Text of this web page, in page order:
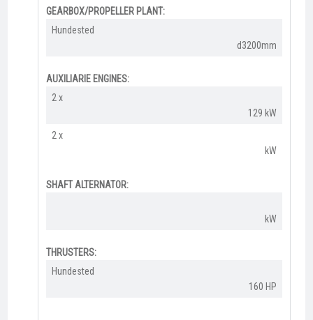
GEARBOX/PROPELLER PLANT:
Hundested​
d3200mm
AUXILIARIE ENGINES:
2 x
129 kW
2 x
kW
SHAFT ALTERNATOR:
kW
THRUSTERS:
Hundested
160 HP